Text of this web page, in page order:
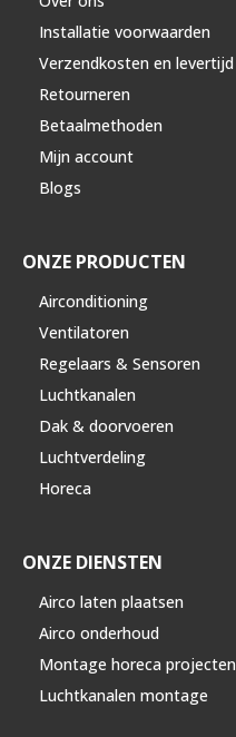
Installatie voorwaarden
Verzendkosten en levertijd
Retourneren
Betaalmethoden
Mijn account
Blogs
ONZE PRODUCTEN
Airconditioning
Ventilatoren
Regelaars & Sensoren
Luchtkanalen
Dak & doorvoeren
Luchtverdeling
Horeca
ONZE DIENSTEN
Airco laten plaatsen
Airco onderhoud
Montage horeca projecten
Luchtkanalen montage